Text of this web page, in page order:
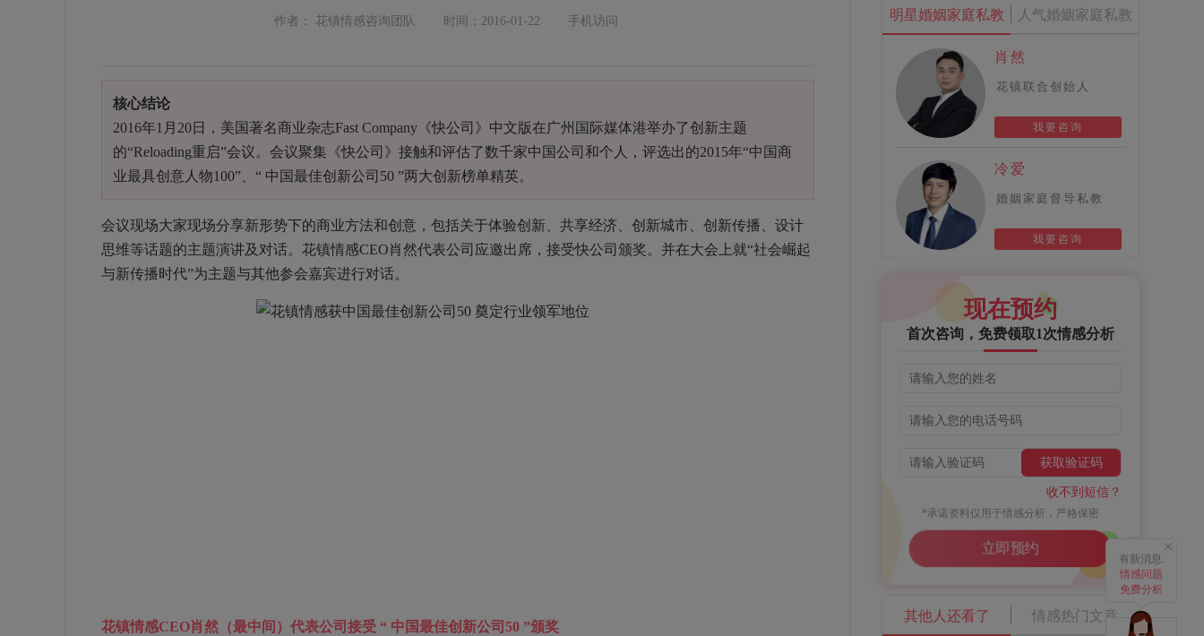
作者： 花镇情感咨询团队 时间：2016-01-22 手机访问
核心结论
2016年1月20日，美国著名商业杂志Fast Company《快公司》中文版在广州国际媒体港举办了创新主题
的“Reloading重启”会议。会议聚集《快公司》接触和评估了数千家中国公司和个人，评选出的2015年“中国商
业最具创意人物100”、“ 中国最佳创新公司50 ”两大创新榜单精英。
会议现场大家现场分享新形势下的商业方法和创意，包括关于体验创新、共享经济、创新城市、创新传播、设计
思维等话题的主题演讲及对话。花镇情感CEO肖然代表公司应邀出席，接受快公司颁奖。并在大会上就“社会崛起
与新传播时代”为主题与其他参会嘉宾进行对话。
花镇情感CEO肖然（最中间）代表公司接受 “ 中国最佳创新公司50 ”颁奖
明星婚姻家庭私教 人气婚姻家庭私教
肖然
花镇联合创始人
我要咨询
冷爱
婚姻家庭督导私教
我要咨询
现在预约
首次咨询，免费领取1次情感分析
获取验证码
收不到短信？
*承诺资料仅用于情感分析，严格保密
立即预约
其他人还看了 情感热门文章
有新消息:
情感问题
免费分析